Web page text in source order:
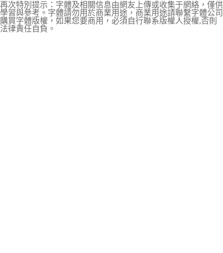
再次特別提示：字體及相關信息由網友上傳或收集于網絡，僅供
學習與參考。字體請勿用於商業用途，商業用途請聯繫字體公司
購買字體版權，如果您要商用，必須自行聯系版權人授權,否則
法律責任自負。